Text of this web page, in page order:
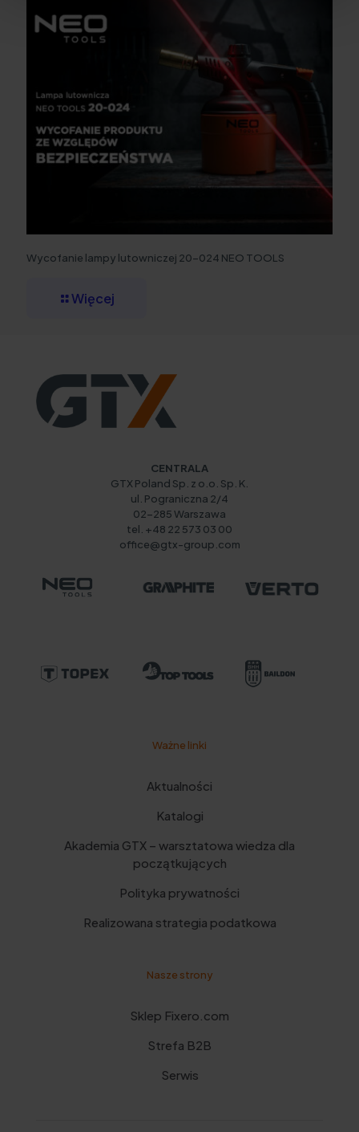
Wycofanie lampy lutowniczej 20-024 NEO TOOLS
Więcej
CENTRALA
GTX Poland Sp. z o.o. Sp. K.
ul. Pograniczna 2/4
02-285 Warszawa
tel. +48 22 573 03 00
office@gtx-group.com
Ważne linki
Aktualności
Katalogi
Akademia GTX – warsztatowa wiedza dla
początkujących
Polityka prywatności
Realizowana strategia podatkowa
Nasze strony
Sklep Fixero.com
Strefa B2B
Serwis